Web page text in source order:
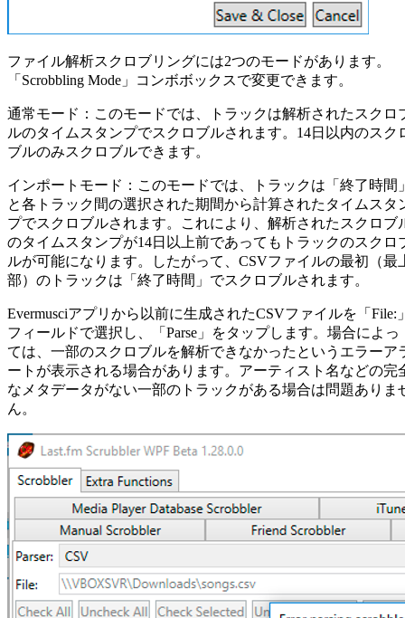
ファイル解析スクロブリングには2つのモードがあります。
「Scrobbling Mode」コンボボックスで変更できます。
通常モード：このモードでは、トラックは解析されたスクロ
ルのタイムスタンプでスクロブルされます。14日以内のスク
ブルのみスクロブルできます。
インポートモード：このモードでは、トラックは「終了時間
と各トラック間の選択された期間から計算されたタイムスタ
プでスクロブルされます。これにより、解析されたスクロブ
のタイムスタンプが14日以上前であってもトラックのスクロ
ルが可能になります。したがって、CSVファイルの最初（最
部）のトラックは「終了時間」でスクロブルされます。
Evermusciアプリから以前に生成されたCSVファイルを「File:
フィールドで選択し、「Parse」をタップします。場合によっ
ては、一部のスクロブルを解析できなかったというエラーア
ートが表示される場合があります。アーティスト名などの完
なメタデータがない一部のトラックがある場合は問題ありま
ん。